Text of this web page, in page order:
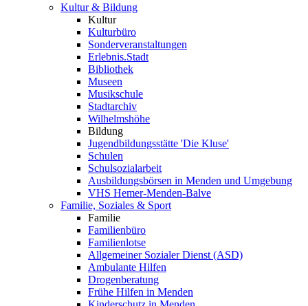
Kultur & Bildung
Kultur
Kulturbüro
Sonderveranstaltungen
Erlebnis.Stadt
Bibliothek
Museen
Musikschule
Stadtarchiv
Wilhelmshöhe
Bildung
Jugendbildungsstätte 'Die Kluse'
Schulen
Schulsozialarbeit
Ausbildungsbörsen in Menden und Umgebung
VHS Hemer-Menden-Balve
Familie, Soziales & Sport
Familie
Familienbüro
Familienlotse
Allgemeiner Sozialer Dienst (ASD)
Ambulante Hilfen
Drogenberatung
Frühe Hilfen in Menden